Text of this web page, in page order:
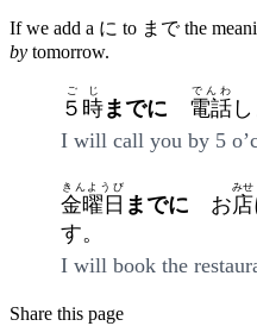
If we add a に to まで the
by tomorrow.
５時
ごじ
までに 電話
でんわ
I will call you by 5
金曜日
きんようび
までに お店
みせ
す。
I will book the
Share this page